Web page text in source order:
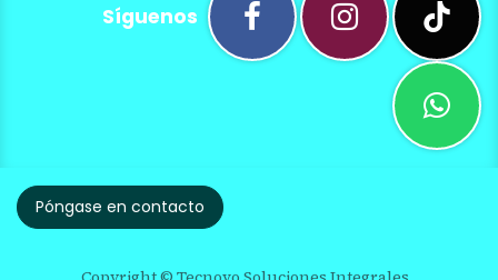
Síguenos
Póngase en contacto